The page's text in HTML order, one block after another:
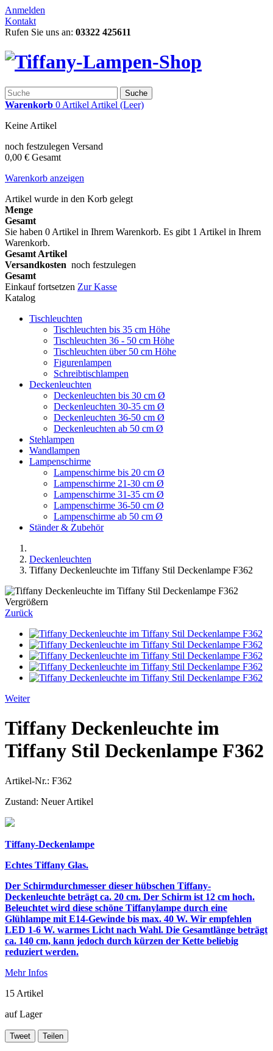
Anmelden
Kontakt
Rufen Sie uns an: 03322 425611
Suche
Warenkorb 0 Artikel Artikel (Leer)
Keine Artikel
noch festzulegen Versand
0,00 € Gesamt
Warenkorb anzeigen
Artikel wurde in den Korb gelegt
Menge
Gesamt
Sie haben 0 Artikel in Ihrem Warenkorb. Es gibt 1 Artikel in Ihrem
Warenkorb.
Gesamt Artikel
Versandkosten noch festzulegen
Gesamt
Einkauf fortsetzen Zur Kasse
Katalog
Tischleuchten
Tischleuchten bis 35 cm Höhe
Tischleuchten 36 - 50 cm Höhe
Tischleuchten über 50 cm Höhe
Figurenlampen
Schreibtischlampen
Deckenleuchten
Deckenleuchten bis 30 cm Ø
Deckenleuchten 30-35 cm Ø
Deckenleuchten 36-50 cm Ø
Deckenleuchten ab 50 cm Ø
Stehlampen
Wandlampen
Lampenschirme
Lampenschirme bis 20 cm Ø
Lampenschirme 21-30 cm Ø
Lampenschirme 31-35 cm Ø
Lampenschirme 36-50 cm Ø
Lampenschirme ab 50 cm Ø
Ständer & Zubehör
Deckenleuchten
Tiffany Deckenleuchte im Tiffany Stil Deckenlampe F362
Vergrößern
Zurück
Weiter
Tiffany Deckenleuchte im
Tiffany Stil Deckenlampe F362
Artikel-Nr.: F362
Zustand: Neuer Artikel
Tiffany-Deckenlampe
Echtes Tiffany Glas.
Der Schirmdurchmesser dieser hübschen Tiffany-
Deckenleuchte beträgt ca. 20 cm. Der Schirm ist 12 cm hoch.
Beleuchtet wird diese schöne Tiffanylampe durch eine
Glühlampe mit E14-Gewinde bis max. 40 W. Wir empfehlen
LED 1-6 W. warmes Licht nach Wahl. Die Gesamtlänge beträgt
ca. 140 cm, kann jedoch durch kürzen der Kette beliebig
reduziert werden.
Mehr Infos
15 Artikel
auf Lager
Tweet Teilen